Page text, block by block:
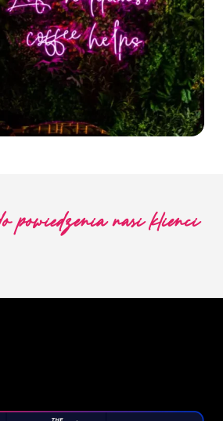
powiedzenia nasi klienci